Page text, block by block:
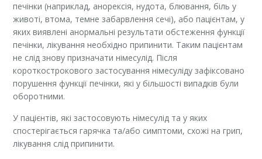
печінки (наприклад, анорексія, нудота, блювання, біль у
животі, втома, темне забарвлення сечі), або пацієнтам, у
яких виявлені анормальні результати обстеження функції
печінки, лікування необхідно припинити. Таким пацієнтам
не слід знову призначати німесулід. Після
короткострокового застосування німесуліду зафіксовано
порушення функції печінки, які у більшості випадків були
оборотними.
У пацієнтів, які застосовують німесулід та у яких
спостерігається гарячка та/або симптоми, схожі на грип,
лікування слід припинити.